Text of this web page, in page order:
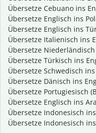
Übersetze Cebuano ins
Übersetze Englisch ins
Übersetze Englisch ins
Übersetze Italienisch ins
Übersetze
Übersetze Türkisch ins
Übersetze Schwedisch
Übersetze Dänisch ins
Übersetze Portugiesisch
Übersetze Englisch ins
Übersetze Indonesisch
Übersetze Indonesisch